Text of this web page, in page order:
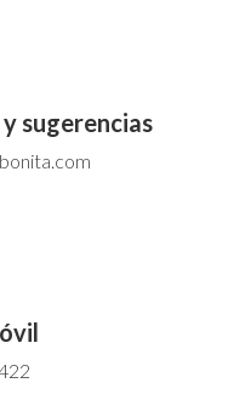
sugerencias